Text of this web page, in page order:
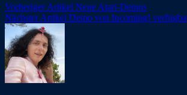
Beitragsnavigation
Vorheriger Artikel Neue Atari-Demos
Nächster Artikel Demo von Incoming!